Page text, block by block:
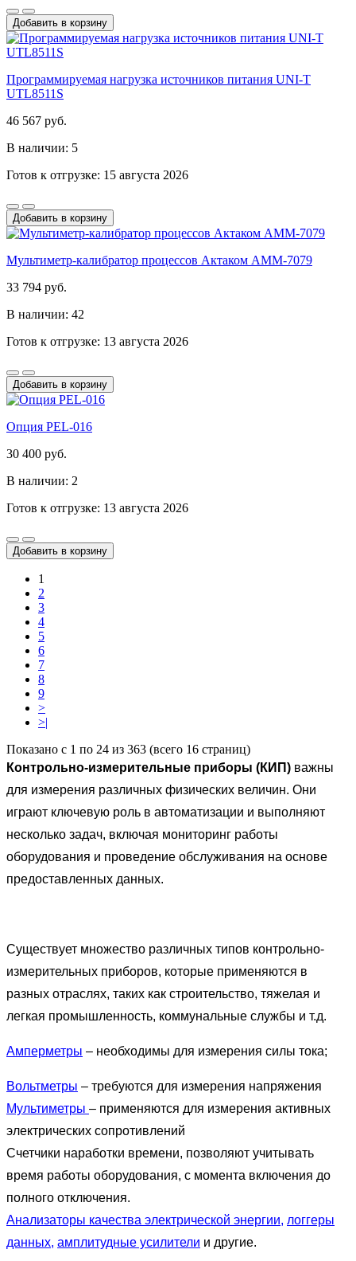
Добавить в корзину
Программируемая нагрузка источников питания UNI-T
UTL8511S
46 567 руб.
В наличии: 5
Готов к отгрузке: 15 августа 2026
Добавить в корзину
Мультиметр-калибратор процессов Актаком АММ-7079
33 794 руб.
В наличии: 42
Готов к отгрузке: 13 августа 2026
Добавить в корзину
Опция PEL-016
30 400 руб.
В наличии: 2
Готов к отгрузке: 13 августа 2026
Добавить в корзину
1
2
3
4
5
6
7
8
9
>
>|
Показано с 1 по 24 из 363 (всего 16 страниц)
Контрольно-измерительные приборы (КИП) важны
для измерения различных физических величин. Они
играют ключевую роль в автоматизации и выполняют
несколько задач, включая мониторинг работы
оборудования и проведение обслуживания на основе
предоставленных данных.
Существует множество различных типов контрольно-
измерительных приборов, которые применяются в
разных отраслях, таких как строительство, тяжелая и
легкая промышленность, коммунальные службы и т.д.
Амперметры – необходимы для измерения силы тока;
Вольтметры – требуются для измерения напряжения
Мультиметры – применяются для измерения активных
электрических сопротивлений
Счетчики наработки времени, позволяют учитывать
время работы оборудования, с момента включения до
полного отключения.
Анализаторы качества электрической энергии, логгеры
данных, амплитудные усилители и другие.